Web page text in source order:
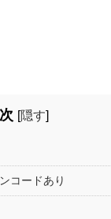
[隠す]
コードあり